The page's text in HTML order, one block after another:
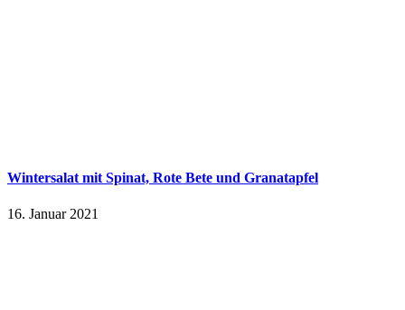
Wintersalat mit Spinat, Rote Bete und Granatapfel
16. Januar 2021